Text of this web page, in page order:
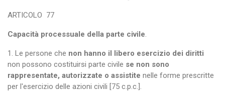
ARTICOLO 77
Capacità processuale della parte civile.
1. Le persone che non hanno il libero esercizio dei diritti
non possono costituirsi parte civile se non sono
rappresentate, autorizzate o assistite nelle forme prescritte
per l'esercizio delle azioni civili [75 c.p.c.].